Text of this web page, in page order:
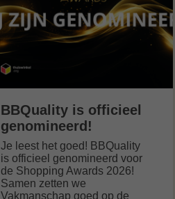
BBQuality is officieel
genomineerd!
Je leest het goed! BBQuality
is officieel genomineerd voor
de Shopping Awards 2026!
Samen zetten we
Vakmanschap goed op de